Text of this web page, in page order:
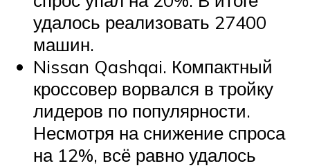
удалось реализовать 27400
машин.
Nissan Qashqai. Компактный
кроссовер ворвался в тройку
лидеров по популярности.
Несмотря на снижение спроса
на 12%, всё равно удалось